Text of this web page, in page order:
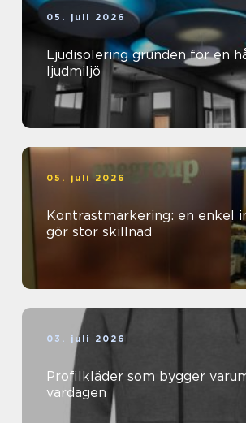
05. juli 2026
Ljudisolering grunden för en hållbar
ljudmiljö
05. juli 2026
Kontrastmarkering: en enkel
gör stor skillnad
03. juli 2026
Profilkläder som bygger
vardagen